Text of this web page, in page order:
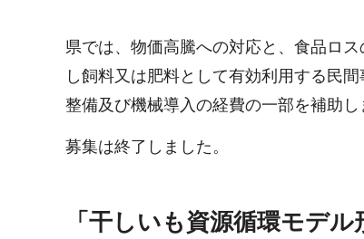
県では、物価高騰への対応と、食品ロ
し飼料又は肥料として有効利用する民
整備及び機械導入の経費の一部を補助し
募集は終了しました。
「干しいも資源循環モデ